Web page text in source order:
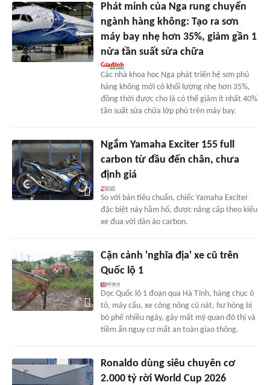
Phát minh của Nga rung chuyển
ngành hàng không: Tạo ra sơn
máy bay nhẹ hơn 35%, giảm gần 1
nửa tần suất sửa chữa
Các nhà khoa học Nga phát triển hệ sơn phủ
hàng không mới có khối lượng nhẹ hơn 35%,
đồng thời được cho là có thể giảm ít nhất 40%
tần suất sửa chữa lớp phủ trên máy bay.
Ngắm Yamaha Exciter 155 full
carbon từ đầu đến chân, chưa
định giá
So với bản tiêu chuẩn, chiếc Yamaha Exciter
đặc biệt này hầm hố, được nâng cấp theo kiểu
xe đua với dàn áo carbon.
Cận cảnh 'nghĩa địa' xe cũ trên
Quốc lộ 1
Dọc Quốc lộ 1 đoạn qua Hà Tĩnh, hàng chục ô
tô, máy cẩu, xe công nông cũ nát, hư hỏng bị
bỏ phế nhiều ngày, gây mất mỹ quan đô thị và
tiềm ẩn nguy cơ mất an toàn giao thông.
Ronaldo dùng siêu chuyên cơ
2.000 tỷ rời World Cup 2026